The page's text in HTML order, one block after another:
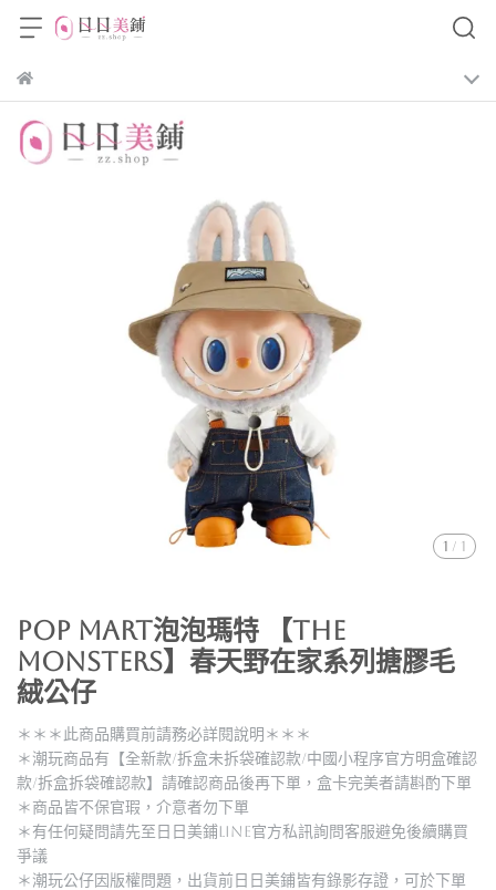
1 / 1
POP MART泡泡瑪特 【THE
MONSTERS】春天野在家系列搪膠毛
絨公仔
＊＊＊此商品購買前請務必詳閱說明＊＊＊
＊潮玩商品有【全新款/拆盒未拆袋確認款/中國小程序官方明盒確認
款/拆盒拆袋確認款】請確認商品後再下單，盒卡完美者請斟酌下單
＊商品皆不保官瑕，介意者勿下單
＊有任何疑問請先至日日美鋪LINE官方私訊詢問客服避免後續購買
爭議
＊潮玩公仔因版權問題，出貨前日日美鋪皆有錄影存證，可於下單